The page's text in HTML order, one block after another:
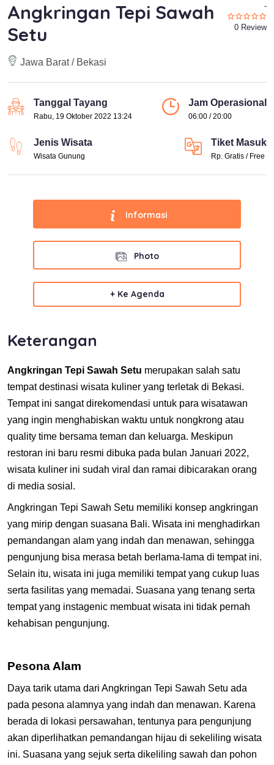
Angkringan Tepi Sawah
Setu
Jawa Barat / Bekasi
-
0 Review
Tanggal Tayang
Rabu, 19 Oktober 2022 13:24
Jam Operasional
06:00 / 20:00
Jenis Wisata
Wisata Gunung
Tiket Masuk
Rp. Gratis / Free
Informasi
Photo
+ Ke Agenda
Keterangan
Angkringan Tepi Sawah Setu merupakan salah satu
tempat destinasi wisata kuliner yang terletak di Bekasi.
Tempat ini sangat direkomendasi untuk para wisatawan
yang ingin menghabiskan waktu untuk nongkrong atau
quality time bersama teman dan keluarga. Meskipun
restoran ini baru resmi dibuka pada bulan Januari 2022,
wisata kuliner ini sudah viral dan ramai dibicarakan orang
di media sosial.
Angkringan Tepi Sawah Setu memiliki konsep angkringan
yang mirip dengan suasana Bali. Wisata ini menghadirkan
pemandangan alam yang indah dan menawan, sehingga
pengunjung bisa merasa betah berlama-lama di tempat ini.
Selain itu, wisata ini juga memiliki tempat yang cukup luas
serta fasilitas yang memadai. Suasana yang tenang serta
tempat yang instagenic membuat wisata ini tidak pernah
kehabisan pengunjung.
Pesona Alam
Daya tarik utama dari Angkringan Tepi Sawah Setu ada
pada pesona alamnya yang indah dan menawan. Karena
berada di lokasi persawahan, tentunya para pengunjung
akan diperlihatkan pemandangan hijau di sekeliling wisata
ini. Suasana yang sejuk serta dikeliling sawah dan pohon